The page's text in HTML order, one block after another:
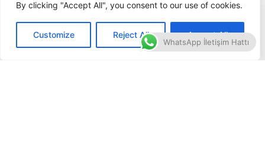
By clicking "Accept All", you consent to our use of cookies.
Customize Reject All Accept All
Услуги
© 2026 All rights Reserved.
WhatsApp İletişim Hattı